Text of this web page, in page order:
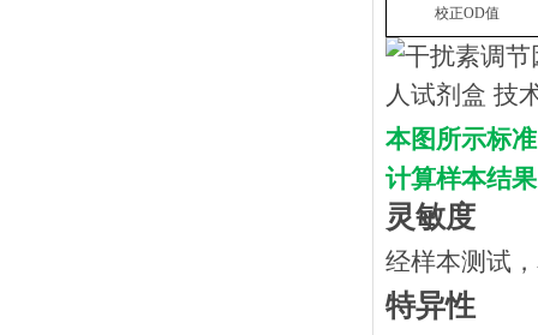
校正OD值
本图所示标
计算样本结果
灵敏度
经样本测试
特异性